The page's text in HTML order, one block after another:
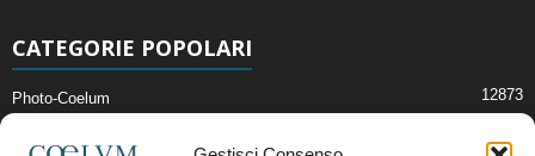
CATEGORIE POPOLARI
Photo-Coelum 12873